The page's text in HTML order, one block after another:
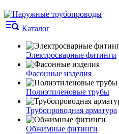
Каталог
Электросварные фитинги
Фасонные изделия
Полиэтиленовые трубы
Трубопроводная арматура
Обжимные фитинги